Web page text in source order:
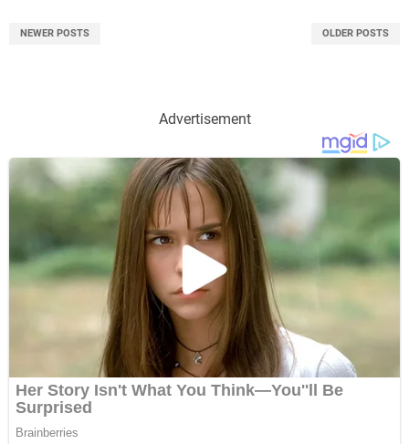
NEWER POSTS OLDER POSTS
Advertisement